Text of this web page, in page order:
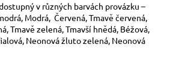
v různých barvách provázku –
Modrá, Červená, Tmavě červená,
Tmavě zelená, Tmavší hnědá, Béžová,
Neonová žluto zelená, Neonová